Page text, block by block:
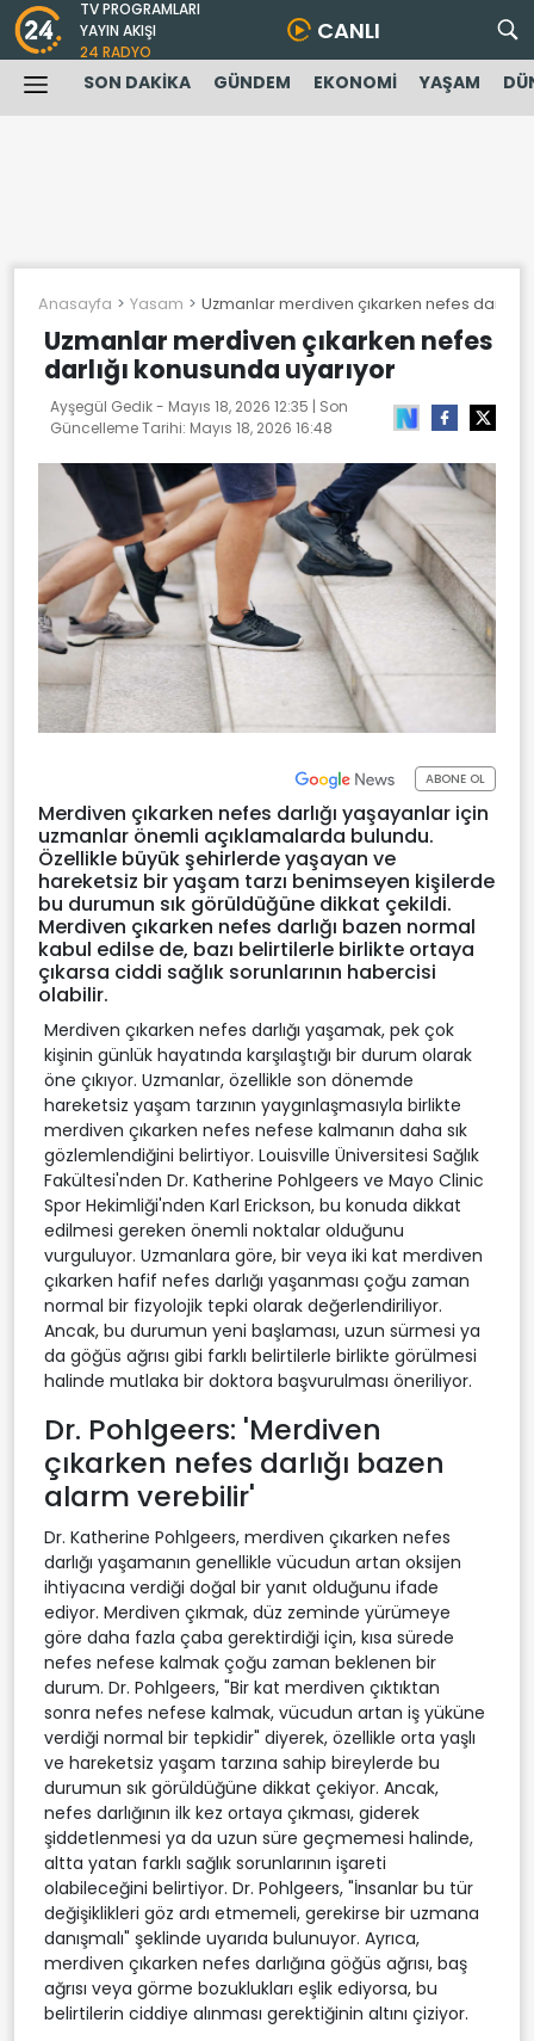
TV PROGRAMLARI
YAYIN AKIŞI
24 RADYO
CANLI
SON DAKİKA GÜNDEM EKONOMİ YAŞAM
Anasayfa Yasam Uzmanlar merdiven çıkarken nefes darlığı
Uzmanlar merdiven çıkarken nefes
darlığı konusunda uyarıyor
Ayşegül Gedik - Mayıs 18, 2026 12:35 | Son
Güncelleme Tarihi: Mayıs 18, 2026 16:48
ABONE OL
Merdiven çıkarken nefes darlığı yaşayanlar için
uzmanlar önemli açıklamalarda bulundu.
Özellikle büyük şehirlerde yaşayan ve
hareketsiz bir yaşam tarzı benimseyen kişilerde
bu durumun sık görüldüğüne dikkat çekildi.
Merdiven çıkarken nefes darlığı bazen normal
kabul edilse de, bazı belirtilerle birlikte ortaya
çıkarsa ciddi sağlık sorunlarının habercisi
olabilir.
Merdiven çıkarken nefes darlığı yaşamak, pek çok
kişinin günlük hayatında karşılaştığı bir durum olarak
öne çıkıyor. Uzmanlar, özellikle son dönemde
hareketsiz yaşam tarzının yaygınlaşmasıyla birlikte
merdiven çıkarken nefes nefese kalmanın daha sık
gözlemlendiğini belirtiyor. Louisville Üniversitesi Sağlık
Fakültesi'nden Dr. Katherine Pohlgeers ve Mayo Clinic
Spor Hekimliği'nden Karl Erickson, bu konuda dikkat
edilmesi gereken önemli noktalar olduğunu
vurguluyor. Uzmanlara göre, bir veya iki kat merdiven
çıkarken hafif nefes darlığı yaşanması çoğu zaman
normal bir fizyolojik tepki olarak değerlendiriliyor.
Ancak, bu durumun yeni başlaması, uzun sürmesi ya
da göğüs ağrısı gibi farklı belirtilerle birlikte görülmesi
halinde mutlaka bir doktora başvurulması öneriliyor.
Dr. Pohlgeers: 'Merdiven
çıkarken nefes darlığı bazen
alarm verebilir'
Dr. Katherine Pohlgeers, merdiven çıkarken nefes
darlığı yaşamanın genellikle vücudun artan oksijen
ihtiyacına verdiği doğal bir yanıt olduğunu ifade
ediyor. Merdiven çıkmak, düz zeminde yürümeye
göre daha fazla çaba gerektirdiği için, kısa sürede
nefes nefese kalmak çoğu zaman beklenen bir
durum. Dr. Pohlgeers, "Bir kat merdiven çıktıktan
sonra nefes nefese kalmak, vücudun artan iş yüküne
verdiği normal bir tepkidir" diyerek, özellikle orta yaşlı
ve hareketsiz yaşam tarzına sahip bireylerde bu
durumun sık görüldüğüne dikkat çekiyor. Ancak,
nefes darlığının ilk kez ortaya çıkması, giderek
şiddetlenmesi ya da uzun süre geçmemesi halinde,
altta yatan farklı sağlık sorunlarının işareti
olabileceğini belirtiyor. Dr. Pohlgeers, "İnsanlar bu tür
değişiklikleri göz ardı etmemeli, gerekirse bir uzmana
danışmalı" şeklinde uyarıda bulunuyor. Ayrıca,
merdiven çıkarken nefes darlığına göğüs ağrısı, baş
ağrısı veya görme bozuklukları eşlik ediyorsa, bu
belirtilerin ciddiye alınması gerektiğinin altını çiziyor.